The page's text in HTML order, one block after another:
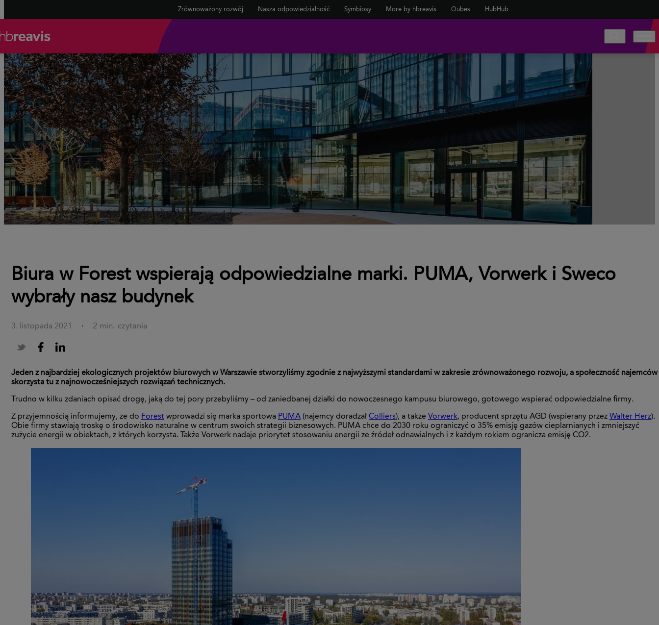
Zrównoważony rozwój Nasza odpowiedzialność Symbiosy More by hbreavis Qubes HubHub
Biura w Forest wspierają odpowiedzialne marki. PUMA, Vorwerk i Sweco
wybrały nasz budynek
3. listopada 2021 · 2 min. czytania
Jeden z najbardziej ekologicznych projektów biurowych w Warszawie stworzyliśmy zgodnie z najwyższymi standardami w zakresie zrównoważonego rozwoju, a społeczność najemców
skorzysta tu z najnowocześniejszych rozwiązań technicznych.
Trudno w kilku zdaniach opisać drogę, jaką do tej pory przebyliśmy – od zaniedbanej działki do nowoczesnego kampusu biurowego, gotowego wspierać odpowiedzialne firmy.
Z przyjemnością informujemy, że do Forest wprowadzi się marka sportowa PUMA (najemcy doradzał Colliers), a także Vorwerk, producent sprzętu AGD (wspierany przez Walter Herz).
Obie firmy stawiają troskę o środowisko naturalne w centrum swoich strategii biznesowych. PUMA chce do 2030 roku ograniczyć o 35% emisję gazów cieplarnianych i zmniejszyć
zużycie energii w obiektach, z których korzysta. Także Vorwerk nadaje priorytet stosowaniu energii ze źródeł odnawialnych i z każdym rokiem ogranicza emisję CO2.